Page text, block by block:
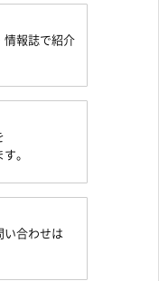
情報誌で紹介
。
い合わせは